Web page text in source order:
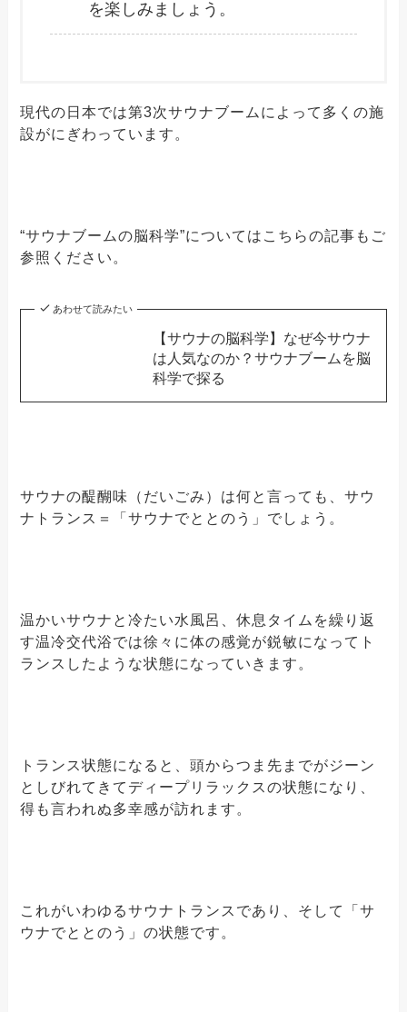
を楽しみましょう。
現代の日本では第3次サウナブームによって多くの施
設がにぎわっています。
“サウナブームの脳科学”についてはこちらの記事もご
参照ください。
あわせて読みたい
【サウナの脳科学】なぜ今サウナ
は人気なのか？サウナブームを脳
科学で探る
サウナの醍醐味（だいごみ）は何と言っても、サウ
ナトランス＝「サウナでととのう」でしょう。
温かいサウナと冷たい水風呂、休息タイムを繰り返
す温冷交代浴では徐々に体の感覚が鋭敏になってト
ランスしたような状態になっていきます。
トランス状態になると、頭からつま先までがジーン
としびれてきてディープリラックスの状態になり、
得も言われぬ多幸感が訪れます。
これがいわゆるサウナトランスであり、そして「サ
ウナでととのう」の状態です。